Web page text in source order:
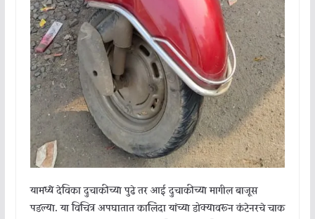
यामध्ये देविका दुचाकीच्या पुढे तर आई दुचाकीच्या मागील बाजूस
पडल्या. या विचित्र अपघातात कालिंदा यांच्या डोक्यावरून कंटेनरचे चाक